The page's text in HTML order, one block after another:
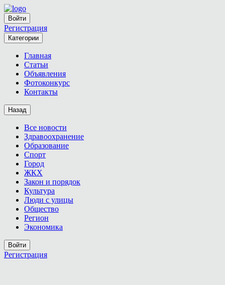
Войти
Регистрация
Категории
Главная
Статьи
Объявления
Фотоконкурс
Контакты
Назад
Все новости
Здравоохранение
Образование
Спорт
Город
ЖКХ
Закон и порядок
Культура
Люди с улицы
Общество
Регион
Экономика
Войти
Регистрация